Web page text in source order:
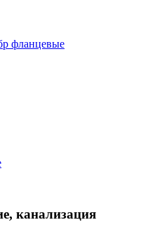
фланцевые
канализация